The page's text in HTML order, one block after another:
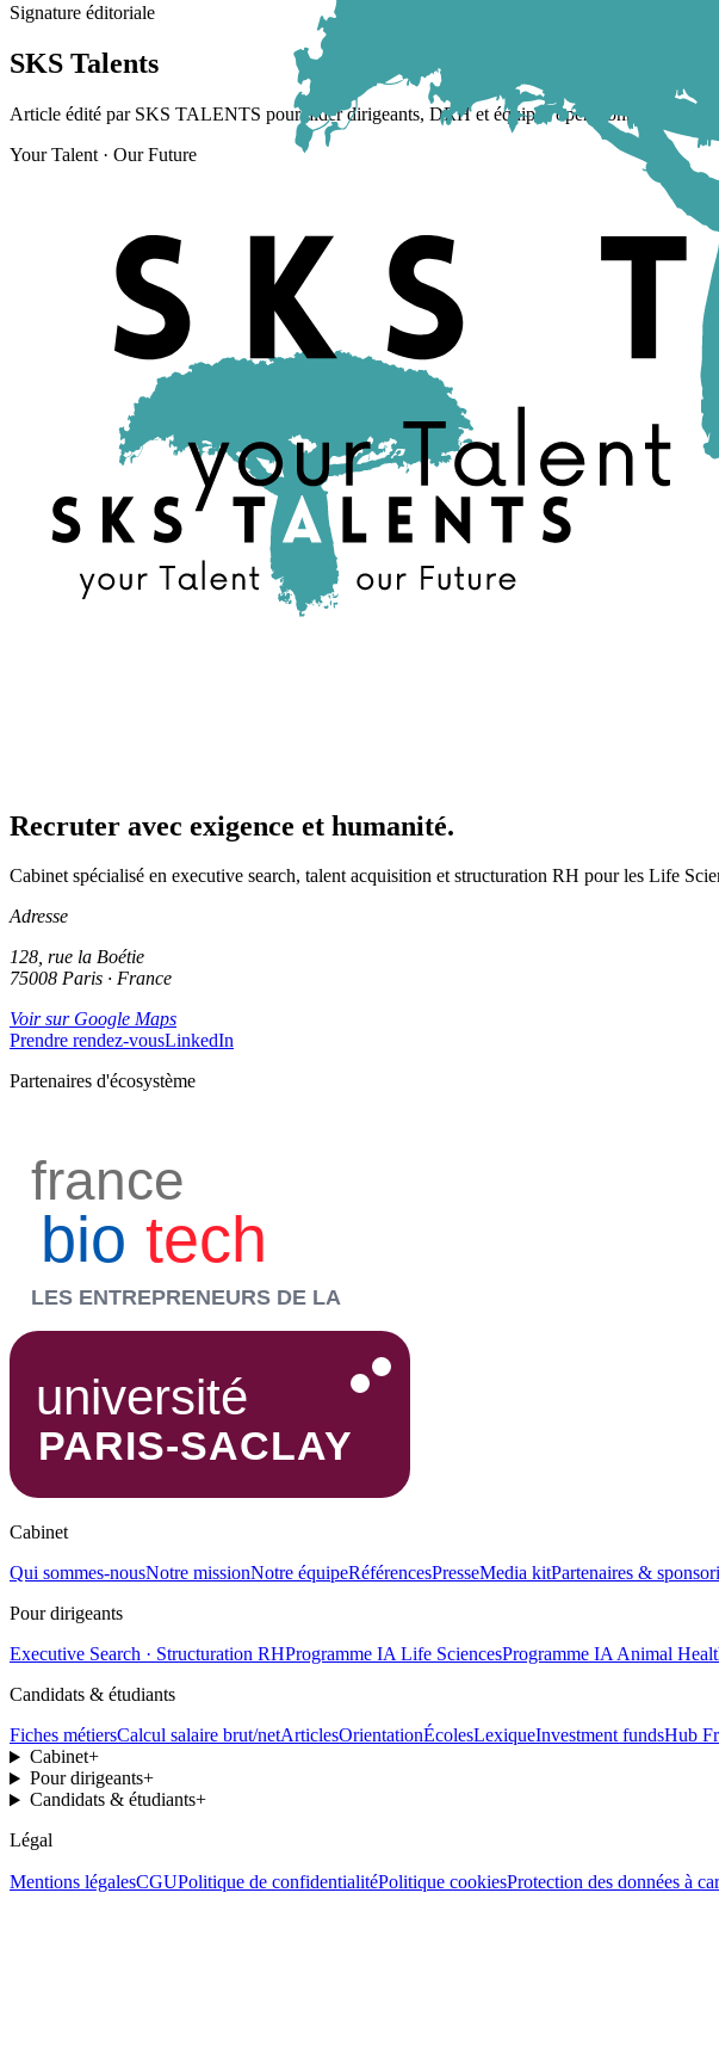
Signature éditoriale
SKS Talents
Article édité par SKS TALENTS pour aider dirigeants, DRH et équipes opérationnelles à lire
Your Talent · Our Future
Recruter avec exigence et humanité.
Cabinet spécialisé en executive search, talent acquisition et structuration RH pour les Life
Adresse
128, rue la Boétie
75008 Paris · France
Voir sur Google Maps
Prendre rendez-vousLinkedIn
Partenaires d'écosystème
Cabinet
Qui sommes-nousNotre missionNotre équipeRéférencesPresseMedia kitPartenaires &
Pour dirigeants
Executive Search · Structuration RHProgramme IA Life SciencesProgramme IA Animal
Candidats & étudiants
Fiches métiersCalcul salaire brut/netArticlesOrientationÉcolesLexiqueInvestment fundsHub
Cabinet+
Pour dirigeants+
Candidats & étudiants+
Légal
Mentions légalesCGUPolitique de confidentialitéPolitique cookiesProtection des données à